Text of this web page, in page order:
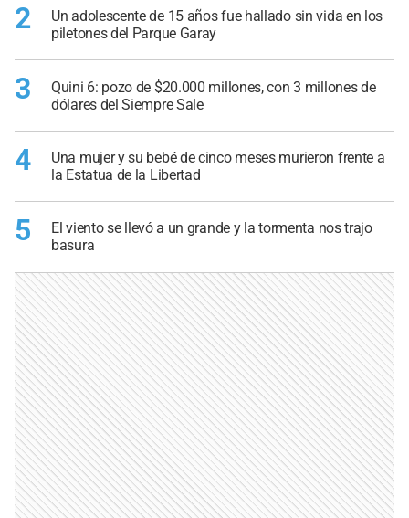
2
Un adolescente de 15 años fue hallado sin vida en los
piletones del Parque Garay
3
Quini 6: pozo de $20.000 millones, con 3 millones de
dólares del Siempre Sale
4
Una mujer y su bebé de cinco meses murieron frente a
la Estatua de la Libertad
5
El viento se llevó a un grande y la tormenta nos trajo
basura